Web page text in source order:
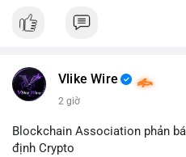
một cách hợp pháp tại
tảng tiền điện tử tăng cường
động.
#binancesquare #cryptonews
#custody
Vlike Wire
2 giờ
Blockchain Association phản
định Crypto